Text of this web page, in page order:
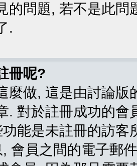
的問題, 若不是此
.
冊呢?
麼做, 這是由討論
. 對於註冊成功的
能是未註冊的訪
會員之間的電子郵